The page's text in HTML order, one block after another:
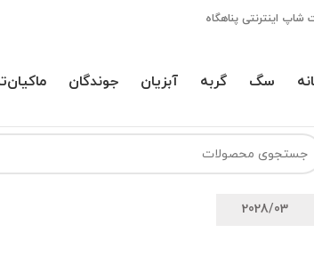
شاپ اینترنتی پناهگاه
سگ گربه آبزیان جوندگان ماکیان
2028/03